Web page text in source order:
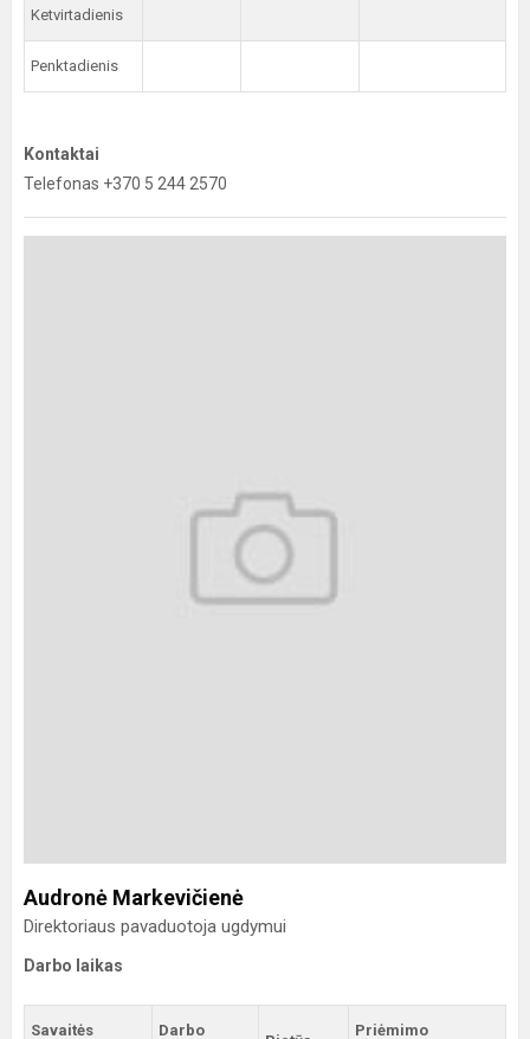
Ketvirtadienis
Penktadienis
Kontaktai
Telefonas +370 5 244 2570
Audronė Markevičienė
Direktoriaus pavaduotoja ugdymui
Darbo laikas
Savaitės
Darbo
Priėmimo